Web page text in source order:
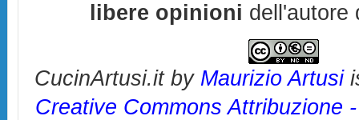
libere opinioni dell'autore
CucinArtusi.itby Maurizio Artusi
Creative Commons Attribuzione